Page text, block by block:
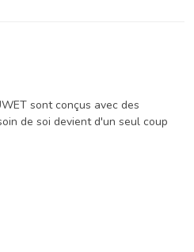
sont conçus avec des
de soi devient d'un seul coup